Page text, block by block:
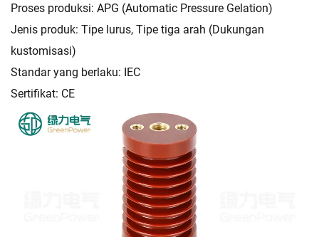
Proses produksi: APG (Automatic Pressure Gelation)
Jenis produk: Tipe lurus, Tipe tiga arah (Dukungan
kustomisasi)
Standar yang berlaku: IEC
Sertifikat: CE